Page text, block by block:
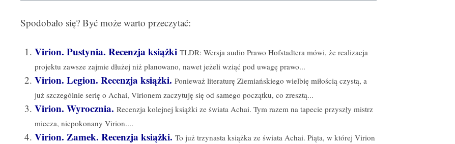
Spodobało się? Być może warto przeczytać:
Virion. Pustynia. Recenzja książki TLDR: Wersja audio Prawo Hofstadtera mówi, że realizacja
projektu zawsze zajmie dłużej niż planowano, nawet jeżeli wziąć pod uwagę prawo...
Virion. Legion. Recenzja książki. Ponieważ literaturę Ziemiańskiego wielbię miłością czystą, a
już szczególnie serię o Achai, Virionem zaczytuję się od samego początku, co zresztą...
Virion. Wyrocznia. Recenzja kolejnej książki ze świata Achai. Tym razem na tapecie przyszły mistrz
miecza, niepokonany Virion....
Virion. Zamek. Recenzja książki. To już trzynasta książka ze świata Achai. Piąta, w której Virion